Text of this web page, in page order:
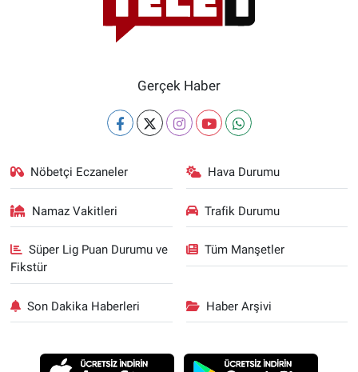
Gerçek Haber
Nöbetçi Eczaneler Hava Durumu
Namaz Vakitleri Trafik Durumu
Süper Lig Puan Durumu ve
Fikstür
Tüm Manşetler
Son Dakika Haberleri Haber Arşivi